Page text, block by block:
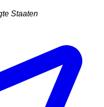
Staaten